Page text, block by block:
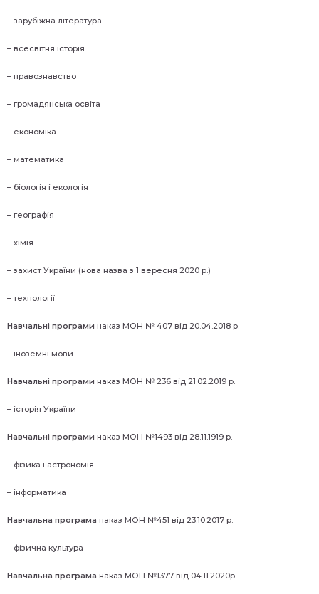
– зарубіжна література
– всесвітня історія
– правознавство
– громадянська освіта
– економіка
– математика
– біологія і екологія
– географія
– хімія
– захист України (нова назва з 1 вересня 2020 р.)
– технології
Навчальні програми наказ МОН № 407 від 20.04.2018 р.
– іноземні мови
Навчальні програми наказ МОН № 236 від 21.02.2019 р.
– історія України
Навчальні програми наказ МОН №1493 від 28.11.1919 р.
– фізика і астрономія
– інформатика
Навчальна програма наказ МОН №451 від 23.10.2017 р.
– фізична культура
Навчальна програма наказ МОН №1377 від 04.11.2020р.